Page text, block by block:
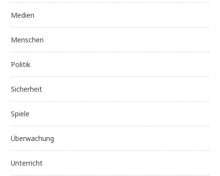
Medien
Menschen
Politik
Sicherheit
Spiele
Überwachung
Unterricht